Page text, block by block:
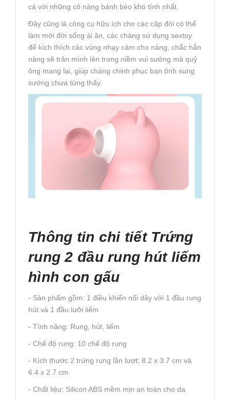
cả với những cô nàng bánh bèo khó tính nhất.
Đây cũng là công cụ hữu ích cho các cặp đôi có thể
làm mới đời sống ái ân, các chàng sử dụng sextoy
để kích thích các vùng nhạy cảm cho nàng, chắc hẳn
nàng sẽ trân mình lên trong niềm vui sướng mà quý
ông mang lại, giúp chàng chinh phục bạn tình sung
sướng chưa từng thấy.
Thông tin chi tiết Trứng
rung 2 đầu rung hút liếm
hình con gấu
- Sản phẩm gồm: 1 điều khiển nối dây với 1 đầu rung
hút và 1 đầu lưỡi liếm
- Tính năng: Rung, hút, liếm
- Chế độ rung: 10 chế độ rung
- Kích thước 2 trứng rung lần lượt: 8.2 x 3.7 cm và
6.4 x 2.7 cm
- Chất liệu: Silicon ABS mềm mịn an toàn cho da